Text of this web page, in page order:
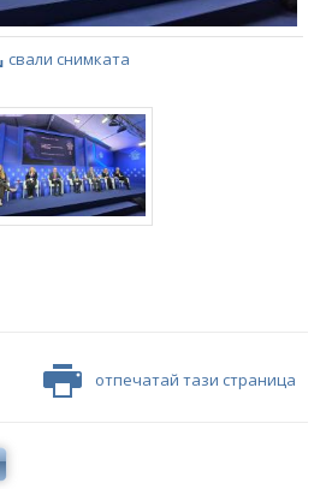
свали снимката
отпечатай тази страница